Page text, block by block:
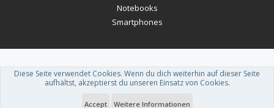
Notebooks
Smartphones
Forum software by XenForo™-Deutsch von xenDach
Theme designed by ThemeHouse.
Diese Seite verwendet Cookies. Wenn du dich weiterhin auf dieser Seite
aufhältst, akzeptierst du unseren Einsatz von Cookies.
Accept Weitere Informationen